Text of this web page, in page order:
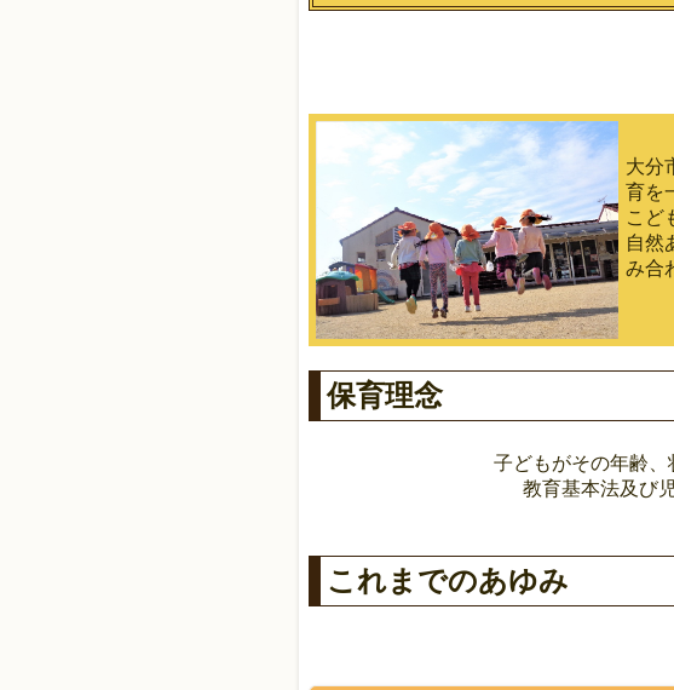
大分
育を
こど
自然
み合
保育理念
子どもがその年齢
教育基本法及び
これまでのあゆみ